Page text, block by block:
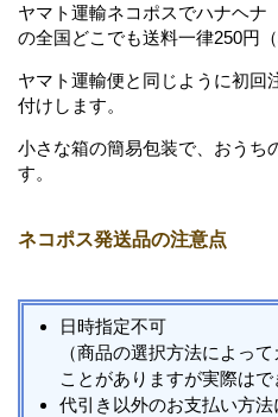
ヤマト運輸ネコポスでハナヘナ
の全国どこでも送料一律250円
ヤマト運輸便と同じように初回
付けします。
小さな箱の簡易包装で、おうち
す。
ネコポス発送品の注意点
日時指定不可
（商品の選択方法によっ
ことがありますが実際はで
代引き以外のお支払い方